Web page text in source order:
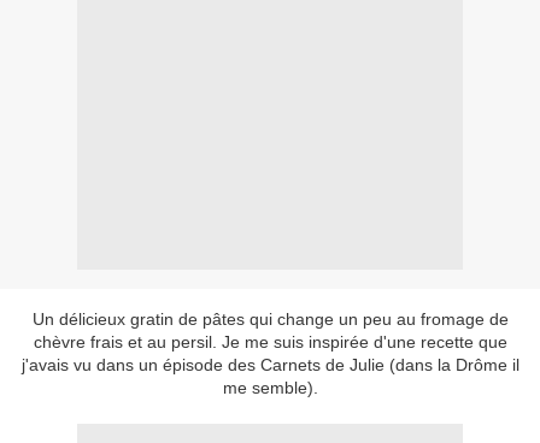
Un délicieux gratin de pâtes qui change un peu au fromage de
chèvre frais et au persil. Je me suis inspirée d'une recette que
j'avais vu dans un épisode des Carnets de Julie (dans la Drôme il
me semble).